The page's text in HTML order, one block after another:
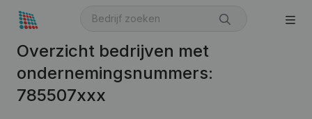
Overzicht bedrijven met
ondernemingsnummers:
785507xxx